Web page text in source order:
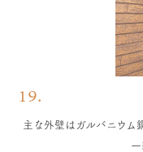
19.
主な外壁はガルバニウム
一